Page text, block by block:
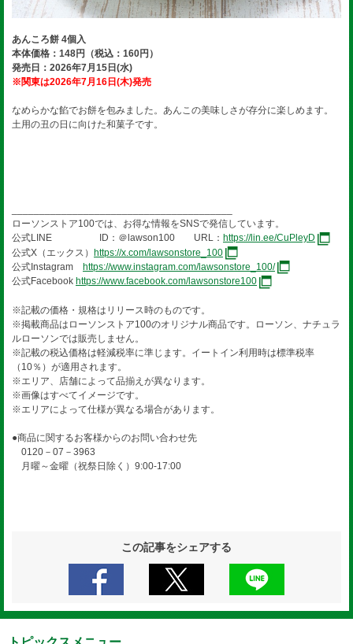
あんころ餅 4個入
本体価格：148円（税込：160円）
発売日：2026年7月15日(水)
※関東は2026年7月16日(木)発売
なめらかな餡でお餅を包みました。あんこの美味しさが存分に楽しめます。
土用の丑の日に向けた和菓子です。
ローソンストア100では、お得な情報をSNSで発信しています。
公式LINE ID：＠lawson100 URL： https://lin.ee/CuPleyD
公式X（エックス） https://x.com/lawsonstore_100
公式Instagram https://www.instagram.com/lawsonstore_100/
公式Facebook https://www.facebook.com/lawsonstore100
※記載の価格・規格はリリース時のものです。
※掲載商品はローソンストア100のオリジナル商品です。ローソン、ナチュラ
ルローソンでは販売しません。
※記載の税込価格は軽減税率に準じます。イートイン利用時は標準税率
（10％）が適用されます。
※エリア、店舗によって品揃えが異なります。
※画像はすべてイメージです。
※エリアによって仕様が異なる場合があります。
●商品に関するお客様からのお問い合わせ先
0120－07－3963
月曜～金曜（祝祭日除く）9:00-17:00
この記事をシェアする